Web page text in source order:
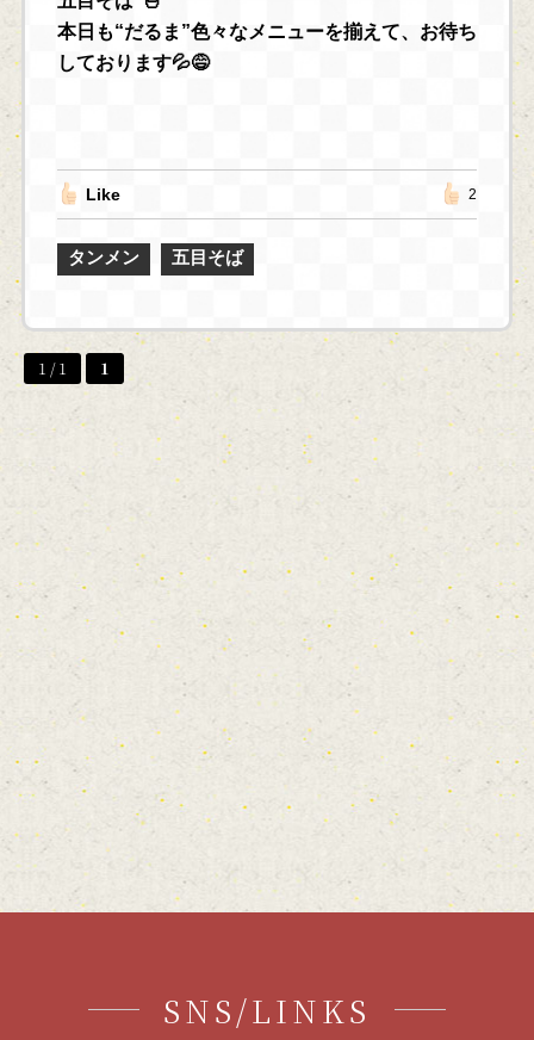
本日も“だるま”色々なメニューを揃えて、お待ち
しております💦😅
Like 2
タンメン 五目そば
1 / 1 1
SNS/LINKS